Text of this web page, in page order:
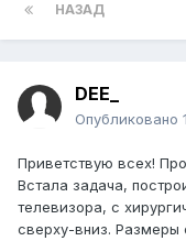
НАЗАД
DEE_
Опубликовано
Приветствую всех!
Встала задача,
телевизора, с
сверху-вниз. Размеры